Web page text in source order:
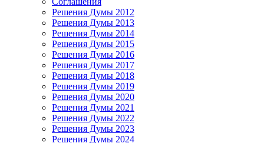
Решения Думы 2012
Решения Думы 2013
Решения Думы 2014
Решения Думы 2015
Решения Думы 2016
Решения Думы 2017
Решения Думы 2018
Решения Думы 2019
Решения Думы 2020
Решения Думы 2021
Решения Думы 2022
Решения Думы 2023
Решения Думы 2024